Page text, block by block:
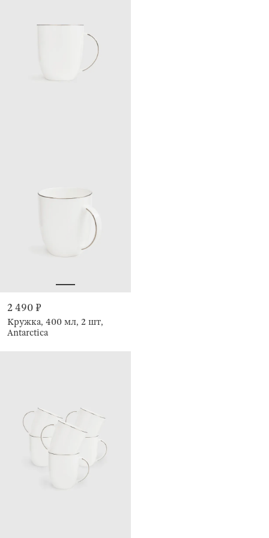
2 490 ₽
Кружка, 400 мл, 2 шт,
Antarctica